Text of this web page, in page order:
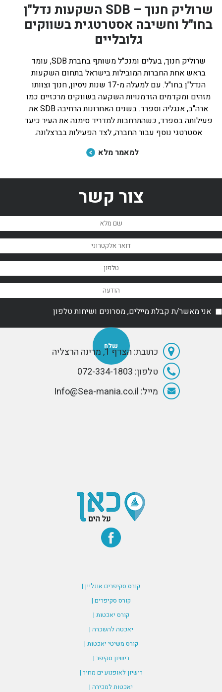
שרוליק חנוך – SDB השקעות נדל"ן
בחו"ל וחשיבה אסטרטגית בשווקים
גלובליים
שרוליק חנוך, בעלים ומנכ"ל משותף בחברת SDB, עומד
בראש אחת החברות המובילות בישראל בתחום השקעות
הנדל"ן בחו"ל. עם למעלה מ-17 שנות ניסיון, חנוך וצוותו
מזהים ומקדמים הזדמנויות השקעה בשווקים מרכזיים כמו
ארה"ב, אנגליה וספרד. בשנים האחרונות הרחיבה SDB את
פעילותה בספרד, כשהתרחבות למדריד סימנה את העיר כיעד
אסטרטגי נוסף עבור החברה, לצד הפעילות בברצלונה.
למאמר מלא
צור קשר
אני מאשר/ת קבלת מיילים, מסרונים ושיחות טלפון
כתובת: הצדף 1, מרינה הרצליה
טלפון: 072-334-1803
מייל: Info@Sea-mania.co.il
קורס סקיפרים אונליין |
קורס סקיפרים |
קורס יאכטות |
יאכטה להשכרה |
קורס משיטי יאכטות |
רישיון סקיפר |
רישיון לאופנוע ים מחיר |
יאכטות למכירה |